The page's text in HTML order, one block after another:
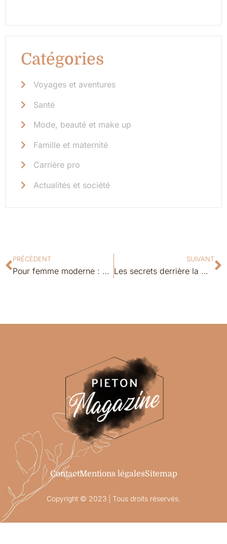
Catégories
Voyages et aventures
Santé
Mode, beauté et make up
Famille et maternité
Carrière pro
Actualités et société
PRÉCÉDENT
Pour femme moderne : découvrez le prix étonnant d’un chat Sphynx !
SUIVANT
Les secrets derrière la mâchoire qui craque chez les femmes : ce que vous devez savoir
ContactMentions légalesSitemap
Copyright © 2023 | Tous droits réservés.